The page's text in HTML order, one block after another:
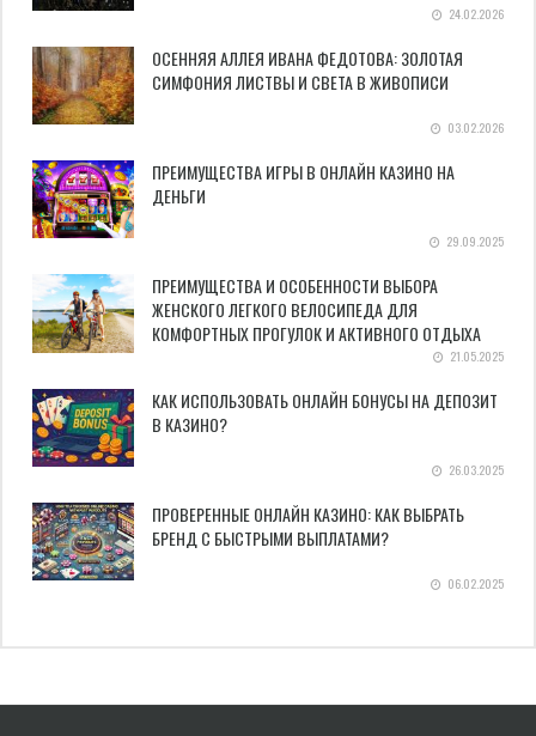
24.02.2026
ОСЕННЯЯ АЛЛЕЯ ИВАНА ФЕДОТОВА: ЗОЛОТАЯ
СИМФОНИЯ ЛИСТВЫ И СВЕТА В ЖИВОПИСИ
03.02.2026
ПРЕИМУЩЕСТВА ИГРЫ В ОНЛАЙН КАЗИНО НА
ДЕНЬГИ
29.09.2025
ПРЕИМУЩЕСТВА И ОСОБЕННОСТИ ВЫБОРА
ЖЕНСКОГО ЛЕГКОГО ВЕЛОСИПЕДА ДЛЯ
КОМФОРТНЫХ ПРОГУЛОК И АКТИВНОГО ОТДЫХА
21.05.2025
КАК ИСПОЛЬЗОВАТЬ ОНЛАЙН БОНУСЫ НА ДЕПОЗИТ
В КАЗИНО?
26.03.2025
ПРОВЕРЕННЫЕ ОНЛАЙН КАЗИНО: КАК ВЫБРАТЬ
БРЕНД С БЫСТРЫМИ ВЫПЛАТАМИ?
06.02.2025